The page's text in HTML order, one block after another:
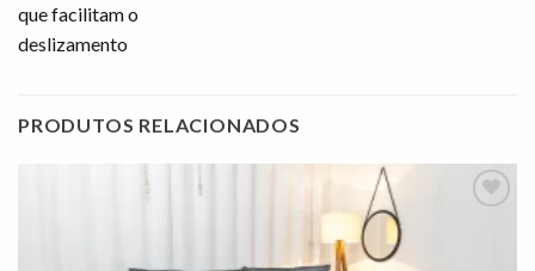
que facilitam o
deslizamento
PRODUTOS RELACIONADOS